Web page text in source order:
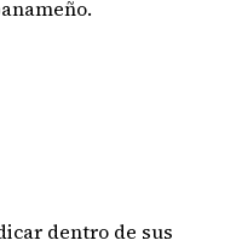
dentro de sus